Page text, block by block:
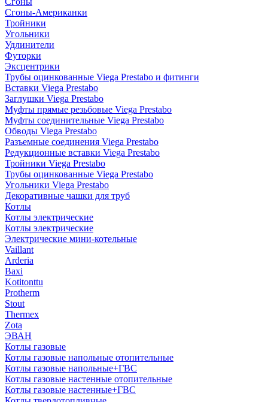
Сгоны-Американки
Тройники
Угольники
Удлинители
Футорки
Эксцентрики
Трубы оцинкованные Viega Prestabo и фитинги
Вставки Viega Prestabo
Заглушки Viega Prestabo
Муфты прямые резьбовые Viega Prestabo
Муфты соединительные Viega Prestabo
Обводы Viega Prestabo
Разъемные соединения Viega Prestabo
Редукционные вставки Viega Prestabo
Тройники Viega Prestabo
Трубы оцинкованные Viega Prestabo
Угольники Viega Prestabo
Декоративные чашки для труб
Котлы
Котлы электрические
Котлы электрические
Электрические мини-котельные
Vaillant
Arderia
Baxi
Kotitonttu
Protherm
Stout
Thermex
Zota
ЭВАН
Котлы газовые
Котлы газовые напольные отопительные
Котлы газовые напольные+ГВС
Котлы газовые настенные отопительные
Котлы газовые настенные+ГВС